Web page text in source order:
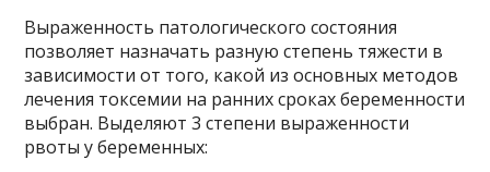
Выраженность патологического состояния
позволяет назначать разную степень тяжести в
зависимости от того, какой из основных методов
лечения токсемии на ранних сроках беременности
выбран. Выделяют 3 степени выраженности
рвоты у беременных: